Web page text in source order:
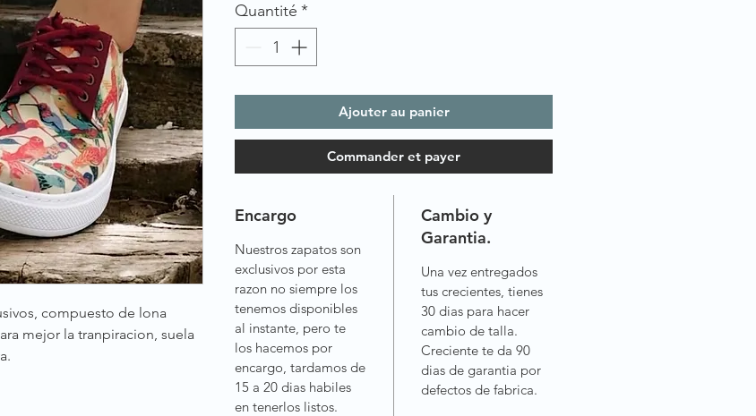
compuesto de lona
mejor la tranpiracion, suela
Quantité *
Ajouter au panier
Commander et payer
Encargo
Nuestros zapatos son
exclusivos por esta
razon no siempre los
tenemos disponibles
al instante, pero te
los hacemos por
encargo, tardamos de
15 a 20 dias habiles
en tenerlos listos.
Cambio y
Garantia.
Una vez entregados
tus crecientes, tienes
30 dias para hacer
cambio de talla.
Creciente te da 90
dias de garantia por
defectos de fabrica.